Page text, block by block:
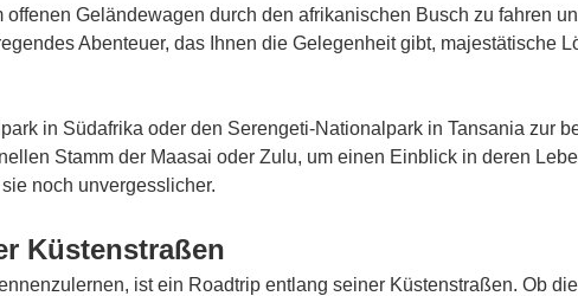
offenen Geländewagen durch den afrikanischen Busch zu fahren
Abenteuer, das Ihnen die Gelegenheit gibt, majestätische
in Südafrika oder den Serengeti-Nationalpark in Tansania zur
Stamm der Maasai oder Zulu, um einen Einblick in deren
noch unvergesslicher.
Küstenstraßen
ist ein Roadtrip entlang seiner Küstenstraßen. Ob